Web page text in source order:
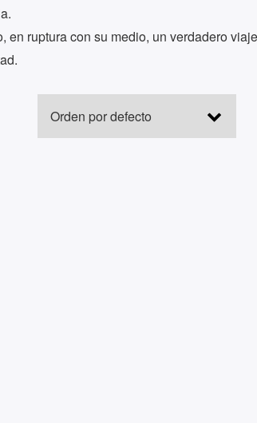
ruptura con su medio, un verdadero